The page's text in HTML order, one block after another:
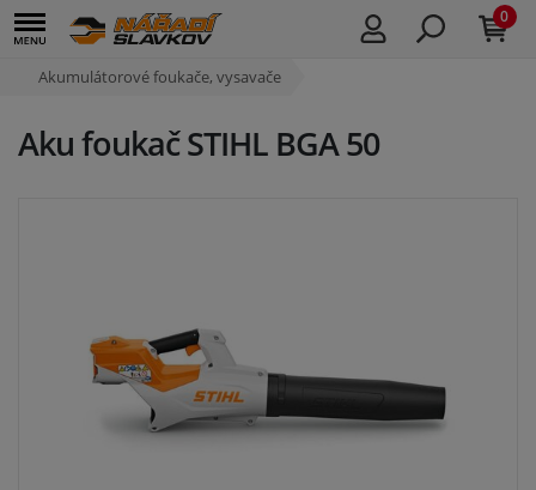
0
Akumulátorové foukače, vysavače
Aku foukač STIHL BGA 50